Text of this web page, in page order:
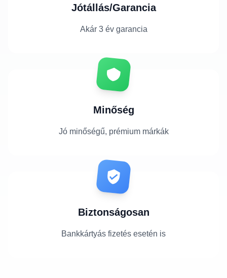
Jótállás/Garancia
Akár 3 év garancia
Minőség
Jó minőségű, prémium márkák
Biztonságosan
Bankkártyás fizetés esetén is